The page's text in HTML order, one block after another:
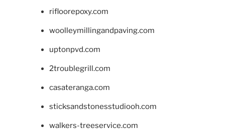
rifloorepoxy.com
woolleymillingandpaving.com
uptonpvd.com
2troublegrill.com
casateranga.com
sticksandstonesstudiooh.com
walkers-treeservice.com